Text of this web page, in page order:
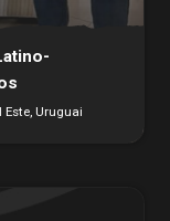
Uruguai